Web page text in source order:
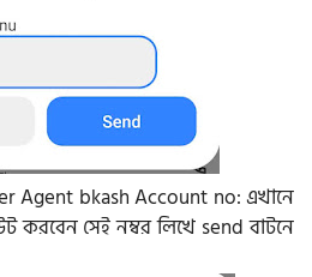
Agent bkash Account no: এখানে
সেই নম্বর লিখে send বাটনে